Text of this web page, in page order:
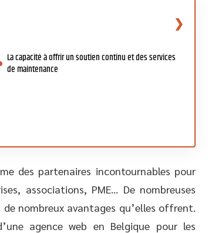
La capacité à offrir un soutien continu et des services
de maintenance
des partenaires incontournables pour
associations, PME… De nombreuses
nombreux avantages qu’elles offrent.
agence web en Belgique pour les